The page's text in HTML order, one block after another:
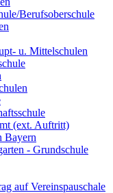
Berufsoberschule
u. Mittelschulen
(ext. Auftritt)
Bayern
- Grundschule
auf Vereinspauschale